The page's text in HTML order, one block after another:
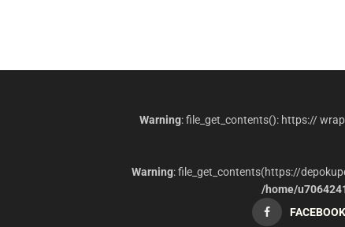
Warning: file_get_contents(): https://
Warning: file_get_contents(https://
/home/
FACEBOOK